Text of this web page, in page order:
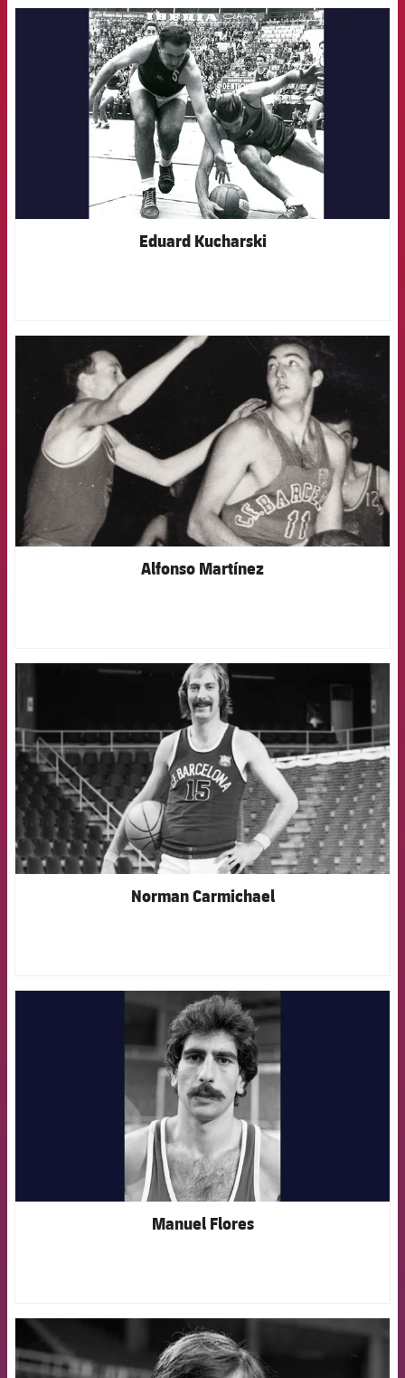
FCB Barcelona badge
Eduard Kucharski
FCB Barcelona badge
Alfonso Martínez
FCB Barcelona badge
Norman Carmichael
FCB Barcelona badge
Manuel Flores
FCB Barcelona badge